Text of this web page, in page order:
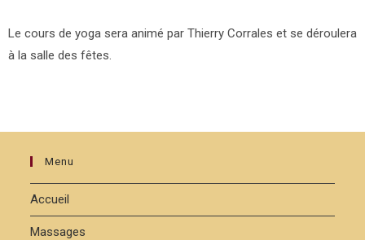
Le cours de yoga sera animé par Thierry Corrales et se déroulera
à la salle des fêtes.
Menu
Accueil
Massages